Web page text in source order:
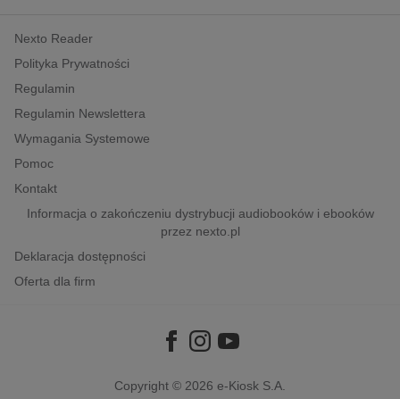
polityka, społeczno-informacyjne
psychologiczne
inne
popularno-naukowe
historia
Nexto Reader
Polityka Prywatności
Regulamin
Regulamin Newslettera
Wymagania Systemowe
Pomoc
Kontakt
Informacja o zakończeniu dystrybucji audiobooków i ebooków
przez nexto.pl
Deklaracja dostępności
Oferta dla firm
Copyright © 2026 e-Kiosk S.A.